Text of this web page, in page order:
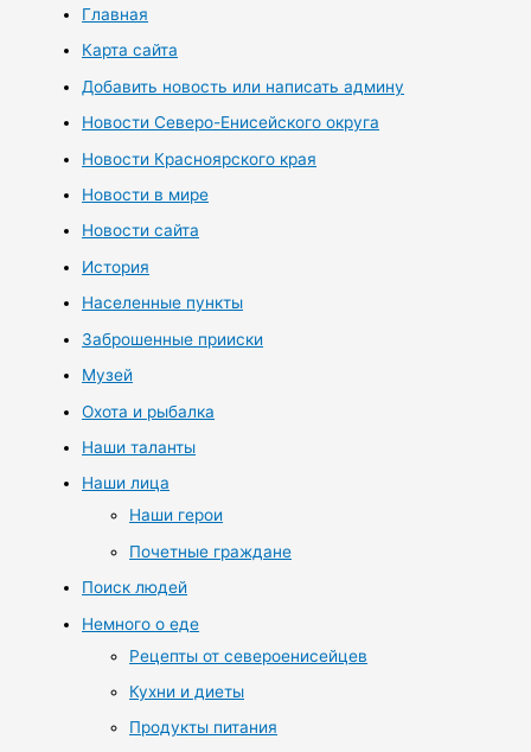
Главная
Карта сайта
Добавить новость или написать админу
Новости Северо-Енисейского округа
Новости Красноярского края
Новости в мире
Новости сайта
История
Населенные пункты
Заброшенные прииски
Музей
Охота и рыбалка
Наши таланты
Наши лица
Наши герои
Почетные граждане
Поиск людей
Немного о еде
Рецепты от североенисейцев
Кухни и диеты
Продукты питания